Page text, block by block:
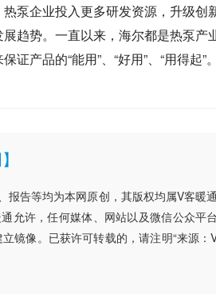
泵企业投入更多研发资源，升级创
趋势。一直以来，海尔都是热泵产
产品的“能用”、“好用”、“用得起”
报告等均为本网原创，其版权均属V客暖
允许，任何媒体、网站以及微信公众平
镜像。已获许可转载的，请注明“来源：